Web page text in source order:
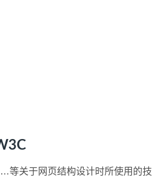
关于网页结构设计时所使用的